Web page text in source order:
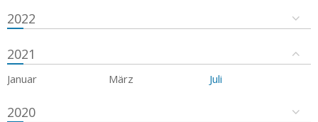
2022
2021
Januar März Juli
2020